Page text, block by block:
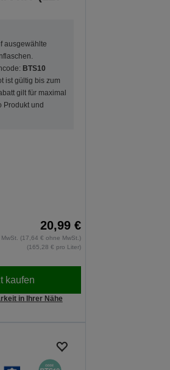
ausgewählte
BTS10
ist gültig bis zum
gilt für maximal
Produkt und
20,99 €
MwSt. (17,64 € ohne MwSt.)
(165,28 € pro Liter)
kaufen
in Ihrer Nähe